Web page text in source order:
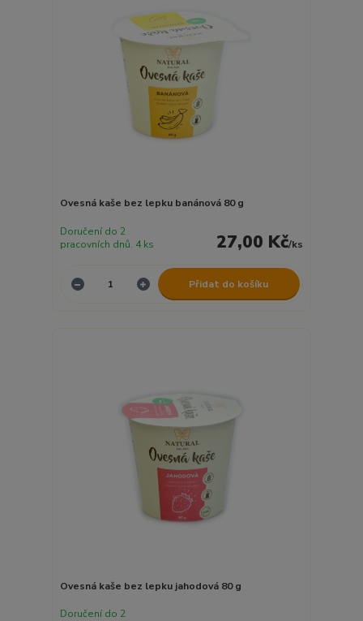
Ovesná kaše bez lepku banánová 80 g
27,00 Kč/ks
Doručení do 2
pracovních dnů. 4 ks
Přidat do košíku
Ovesná kaše bez lepku jahodová 80 g
Doručení do 2